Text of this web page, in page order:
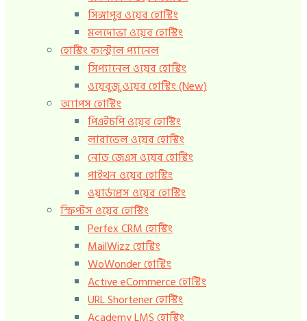
সিঙ্গাপুর ওয়েব হোস্টিং
মলদোভা ওয়েব হোস্টিং
হোস্টিং কন্ট্রোল প্যানেল
সিপ্যানেল ওয়েব হোস্টিং
ওয়েবুজু ওয়েব হোস্টিং (New)
অ্যাপস হোস্টিং
পিএইচপি ওয়েব হোস্টিং
লারাভেল ওয়েব হোস্টিং
নোড জেএস ওয়েব হোস্টিং
পাইথন ওয়েব হোস্টিং
ওয়ার্ডপ্রেস ওয়েব হোস্টিং
স্ক্রিপ্টস ওয়েব হোস্টিং
Perfex CRM হোস্টিং
MailWizz হোস্টিং
WoWonder হোস্টিং
Active eCommerce হোস্টিং
URL Shortener হোস্টিং